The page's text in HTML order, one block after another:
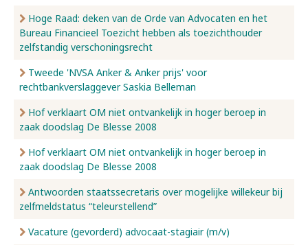
Hoge Raad: deken van de Orde van Advocaten en het
Bureau Financieel Toezicht hebben als toezichthouder
zelfstandig verschoningsrecht
Tweede 'NVSA Anker & Anker prijs' voor
rechtbankverslaggever Saskia Belleman
Hof verklaart OM niet ontvankelijk in hoger beroep in
zaak doodslag De Blesse 2008
Hof verklaart OM niet ontvankelijk in hoger beroep in
zaak doodslag De Blesse 2008
Antwoorden staatssecretaris over mogelijke willekeur bij
zelfmeldstatus “teleurstellend”
Vacature (gevorderd) advocaat-stagiair (m/v)